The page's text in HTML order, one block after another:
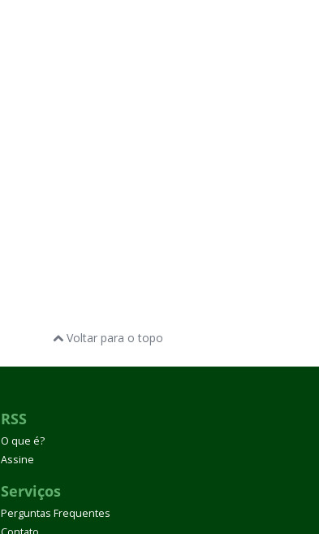
Voltar para o topo
RSS
O que é?
Assine
Serviços
Perguntas Frequentes